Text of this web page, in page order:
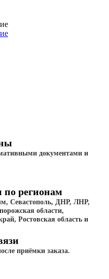
документами и
по регионам
Севастополь, ДНР, ЛНР,
области,
Ростовская область и
приёмки заказа.